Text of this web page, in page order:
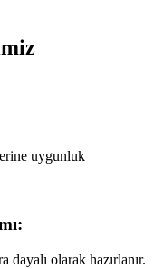
uygunluk
olarak hazırlanır.